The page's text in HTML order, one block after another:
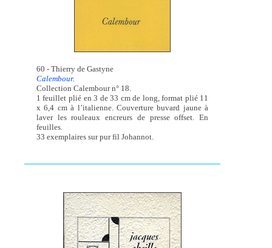
60 - Thierry de Gastyne
Calembour.
Collection Calembour n° 18.
1 feuillet plié en 3 de 33 cm de long, format plié 11
x 6,4 cm à l’italienne. Couverture buvard jaune à
laver les rouleaux encreurs de presse offset. En
feuilles.
33 exemplaires sur pur fil Johannot.